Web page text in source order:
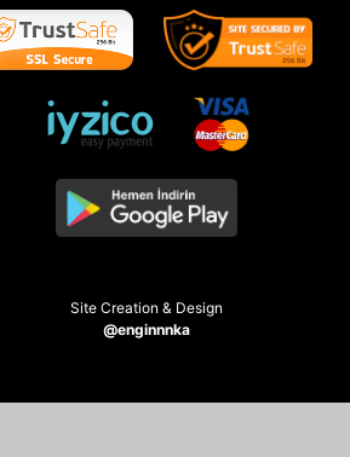
Site Creation & Design
@enginnnka